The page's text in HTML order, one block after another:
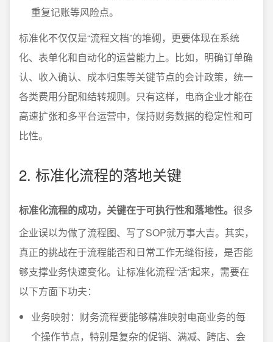
重复记账等风险点。
标准化不仅仅是“流程文档”的堆砌，更要体现在系统
化、表单化和自动化的运营能力上。比如，明确订单确
认、收入确认、成本归集等关键节点的会计政策，统一
各类费用分配和结转规则。只有这样，电商企业才能在
高速扩张和多平台运营中，保持财务数据的稳定性和可
比性。
2. 标准化流程的落地关键
标准化流程的成功，关键在于可执行性和落地性。 很多
企业误以为做了流程图、写了SOP就万事大吉。其实，
真正的挑战在于流程能否和日常工作无缝衔接，是否能
够支撑业务快速变化。让标准化流程“活”起来，需要在
以下方面下功夫：
业务映射：财务流程要能够精准映射电商业务的每
个操作节点，特别是复杂的促销、满减、跨店、会